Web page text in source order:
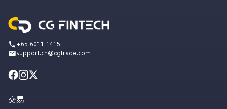
+65 6011 1415
support.cn@cgtrade.com
交易